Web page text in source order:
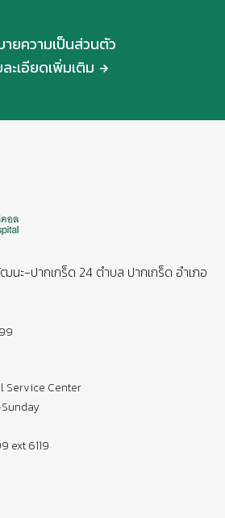
ายความเป็นส่วนตัว
ะเอียดเพิ่มเติม
ะ-ปากเกร็ด 24 ตำบล ปากเกร็ด อำเภอ
Service Center
ext 6119